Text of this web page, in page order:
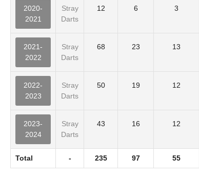
2020-
2021
Stray
Darts
12 6 3
2021-
2022
Stray
Darts
68 23 13
2022-
2023
Stray
Darts
50 19 12
2023-
2024
Stray
Darts
43 16 12
Total - 235 97 55